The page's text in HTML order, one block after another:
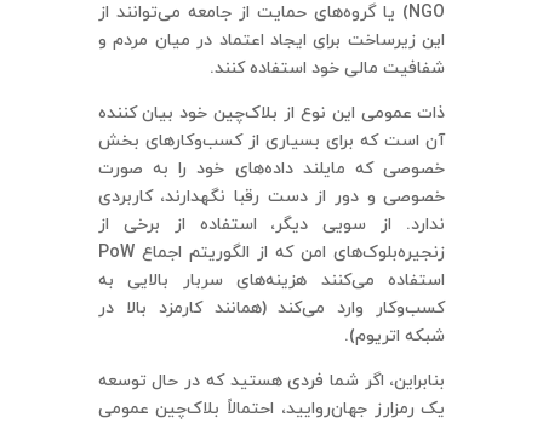
NGO) یا گروه‌های حمایت از جامعه می‌توانند از
این زیرساخت برای ایجاد اعتماد در میان مردم و
شفافیت مالی خود استفاده کنند.
ذات عمومی این نوع از بلاک‌چین خود بیان کننده
آن است که برای بسیاری از کسب‌وکارهای بخش
خصوصی که مایلند داده‌های خود را به صورت
خصوصی و دور از دست رقبا نگهدارند، کاربردی
ندارد. از سویی دیگر، استفاده از برخی از
زنجیره‌بلوک‌های امن که از الگوریتم اجماع PoW
استفاده می‌کنند هزینه‌های سربار بالایی به
کسب‌وکار وارد می‌کند (همانند کارمزد بالا در
شبکه اتریوم).
بنابراین، اگر شما فردی هستید که در حال توسعه
یک رمزارز جهان‌روایید، احتمالاً بلاک‌چین عمومی